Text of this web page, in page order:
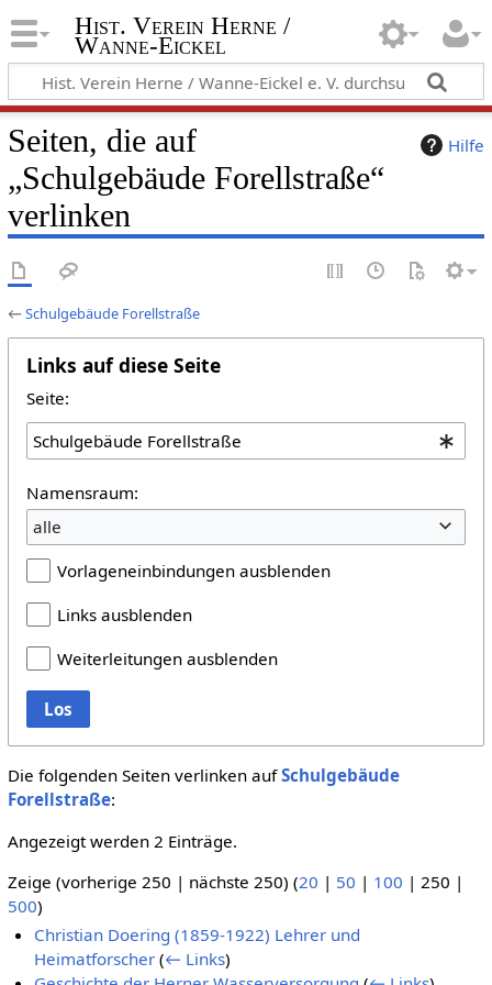
Hist. Verein Herne /
Wanne-Eickel
Hilfe
Seiten, die auf
„Schulgebäude Forellstraße“
verlinken
←Schulgebäude Forellstraße
Links auf diese Seite
Seite:
Namensraum:
alle
Vorlageneinbindungen ausblenden
Links ausblenden
Weiterleitungen ausblenden
Los
Die folgenden Seiten verlinken aufSchulgebäude
Forellstraße:
Angezeigt werden 2 Einträge.
Zeige (vorherige 250 | nächste 250) (20 | 50 | 100 | 250 |
500)
Christian Doering (1859-1922) Lehrer und
Heimatforscher (← Links)